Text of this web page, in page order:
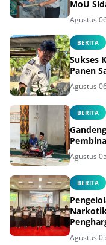
MoU
Agustus
BERITA
Sukses
Panen
Agustus
BERITA
Agustus
BERITA
Agustus